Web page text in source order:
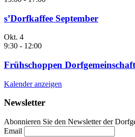
s’Dorfkaffee September
Okt. 4
9:30 - 12:00
Frühschoppen
Kalender anzeigen
Newsletter
Abonnieren Sie den Newsletter der
Email